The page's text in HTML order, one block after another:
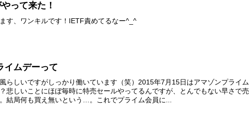
って来た！
す、ワンキルです！IETF責めてるなー^_^
イムデーって
らしいですがしっかり働いています（笑）2015年7月15日はアマゾンプライム
しいことにほぼ毎時に特売セールやってるんですが、とんでもない早さで売
結局何も買え無いという…。これでプライム会員に...